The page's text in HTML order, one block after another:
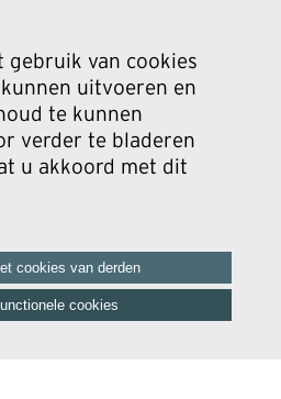
gebruik van cookies
uitvoeren en
te kunnen
verder te bladeren
u akkoord met dit
cookies van derden
cookies